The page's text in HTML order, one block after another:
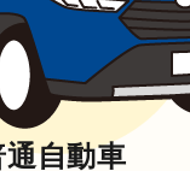
通自動車